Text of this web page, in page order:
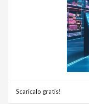
Scaricalo gratis!